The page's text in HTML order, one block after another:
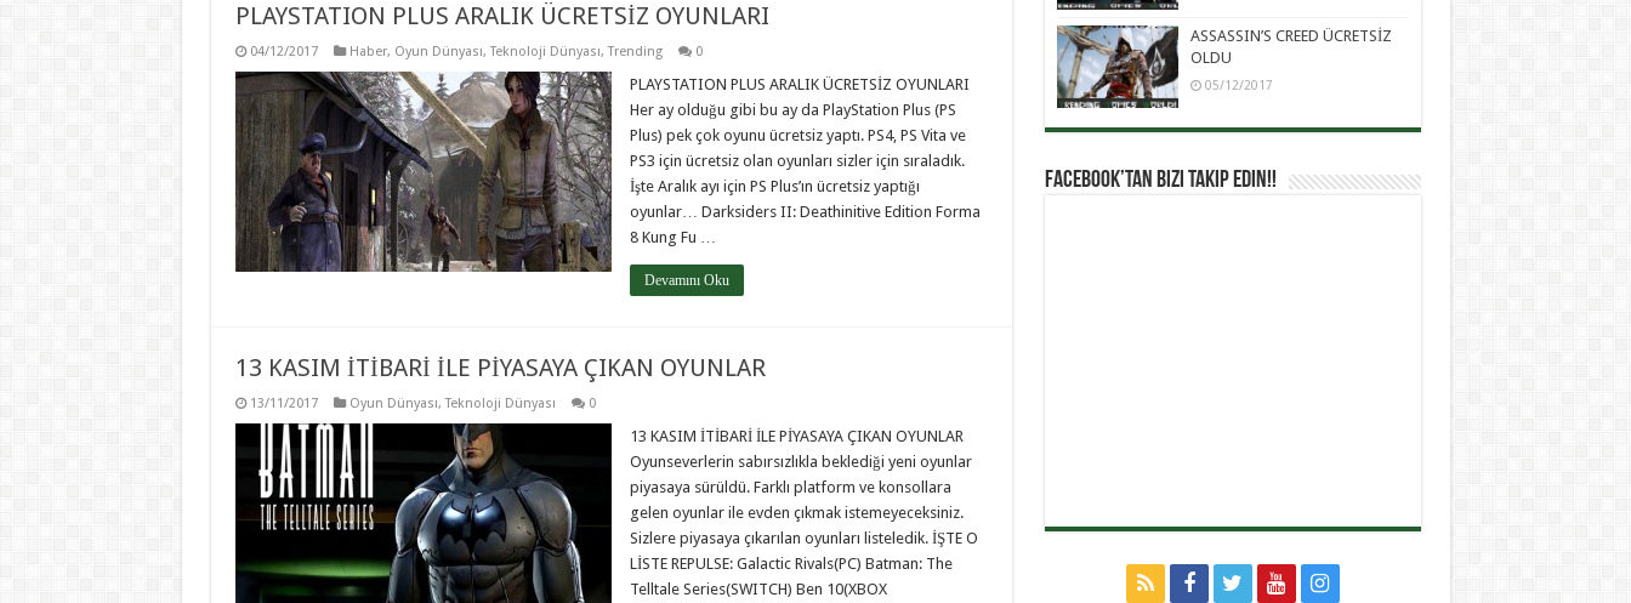
PLAYSTATION PLUS ARALIK ÜCRETSİZ OYUNLARI
04/12/2017 Haber, Oyun Dünyası,Teknoloji Dünyası,Trending 0
PLAYSTATION PLUS ARALIK ÜCRETSİZ OYUNLARI
Her ay olduğu gibi bu ay da PlayStation Plus (PS
Plus) pek çok oyunu ücretsiz yaptı. PS4, PS Vita ve
PS3 için ücretsiz olan oyunları sizler için sıraladık.
İşte Aralık ayı için PS Plus’ın ücretsiz yaptığı
oyunlar… Darksiders II: Deathinitive Edition Forma
8 Kung Fu …
Devamını Oku
13 KASIM İTİBARİ İLE PİYASAYA ÇIKAN OYUNLAR
13/11/2017 Oyun Dünyası,Teknoloji Dünyası 0
13 KASIM İTİBARİ İLE PİYASAYA ÇIKAN OYUNLAR
Oyunseverlerin sabırsızlıkla beklediği yeni oyunlar
piyasaya sürüldü. Farklı platform ve konsollara
gelen oyunlar ile evden çıkmak istemeyeceksiniz.
Sizlere piyasaya çıkarılan oyunları listeledik. İŞTE O
LİSTE REPULSE: Galactic Rivals(PC) Batman: The
Telltale Series(SWITCH) Ben 10(XBOX
ASSASSIN’S CREED ÜCRETSİZ
OLDU
05/12/2017
Facebook’tan Bizi Takip Edin!!